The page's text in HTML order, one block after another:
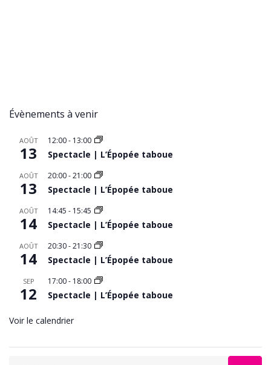
Évènements à venir
AOÛT
13
12:00- 13:00
Spectacle | L’Épopée taboue
AOÛT
13
20:00-21:00
Spectacle | L’Épopée taboue
AOÛT
14
14:45 - 15:45
Spectacle | L’Épopée taboue
AOÛT
14
20:30-21:30
Spectacle | L’Épopée taboue
SEP
12
17:00- 18:00
Spectacle | L’Épopée taboue
Voir le calendrier